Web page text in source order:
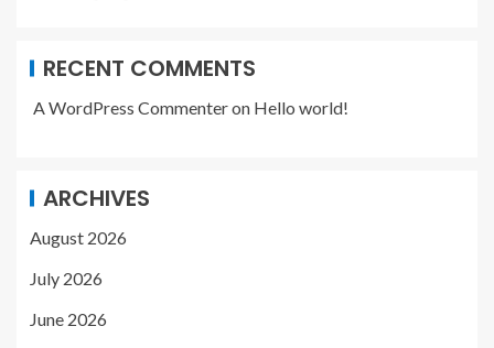
RECENT COMMENTS
A WordPress Commenteron Hello world!
ARCHIVES
August 2026
July 2026
June 2026